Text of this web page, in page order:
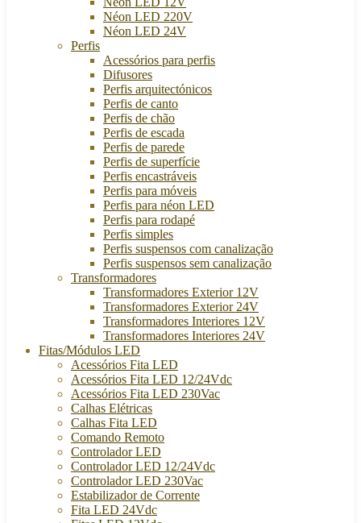
Néon LED 220V
Néon LED 24V
Perfis
Acessórios para perfis
Difusores
Perfis arquitectónicos
Perfis de canto
Perfis de chão
Perfis de escada
Perfis de parede
Perfis de superfície
Perfis encastráveis
Perfis para móveis
Perfis para néon LED
Perfis para rodapé
Perfis simples
Perfis suspensos com canalização
Perfis suspensos sem canalização
Transformadores
Transformadores Exterior 12V
Transformadores Exterior 24V
Transformadores Interiores 12V
Transformadores Interiores 24V
Fitas/Módulos LED
Acessórios Fita LED
Acessórios Fita LED 12/24Vdc
Acessórios Fita LED 230Vac
Calhas Elétricas
Calhas Fita LED
Comando Remoto
Controlador LED
Controlador LED 12/24Vdc
Controlador LED 230Vac
Estabilizador de Corrente
Fita LED 24Vdc